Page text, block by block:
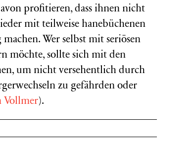
profitieren, dass ihnen nicht
mit teilweise hanebüchenen
Wer selbst mit seriösen
möchte, sollte sich mit den
um nicht versehentlich durch
zu gefährden oder
Vollmer).